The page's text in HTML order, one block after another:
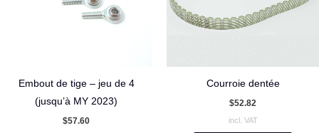
Embout de tige – jeu de 4
(jusqu’à MY 2023)
$57.60
Courroie dentée
$52.82
incl. VAT